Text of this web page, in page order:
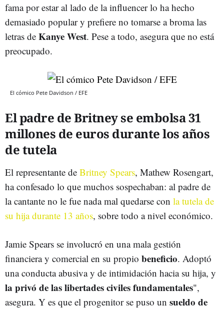
fama por estar al lado de la influencer lo ha hecho
demasiado popular y prefiere no tomarse a broma las
letras de Kanye West. Pese a todo, asegura que no está
preocupado.
El cómico Pete Davidson / EFE
El padre de Britney se embolsa 31
millones de euros durante los años
de tutela
El representante de Britney Spears, Mathew Rosengart,
ha confesado lo que muchos sospechaban: al padre de
la cantante no le fue nada mal quedarse con la tutela de
su hija durante 13 años, sobre todo a nivel económico.
Jamie Spears se involucró en una mala gestión
financiera y comercial en su propio beneficio. Adoptó
una conducta abusiva y de intimidación hacia su hija, y
la privó de las libertades civiles fundamentales",
asegura. Y es que el progenitor se puso un sueldo de